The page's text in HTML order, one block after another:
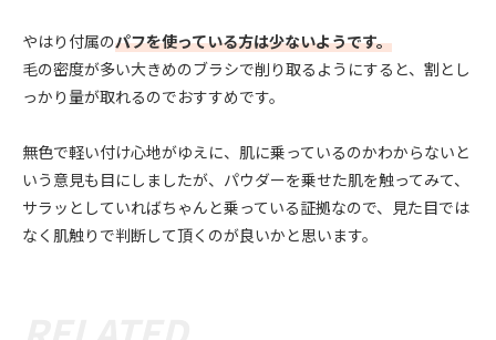
やはり付属のパフを使っている方は少ないようです。
毛の密度が多い大きめのブラシで削り取るようにすると、割とし
っかり量が取れるのでおすすめです。
無色で軽い付け心地がゆえに、肌に乗っているのかわからないと
いう意見も目にしましたが、パウダーを乗せた肌を触ってみて、
サラッとしていればちゃんと乗っている証拠なので、見た目では
なく肌触りで判断して頂くのが良いかと思います。